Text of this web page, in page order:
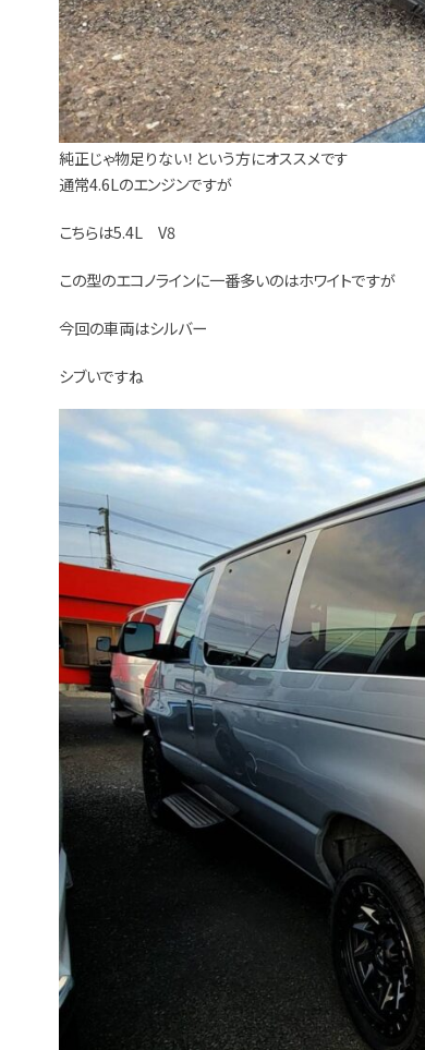
純正じゃ物足りない！という方にオススメです
通常4.6Lのエンジンですが
こちらは5.4L V8
この型のエコノラインに一番多いのはホワイトですが
今回の車両はシルバー
シブいですね